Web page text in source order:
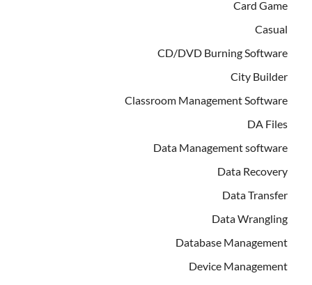
Card Game
Casual
CD/DVD Burning Software
City Builder
Classroom Management Software
DA Files
Data Management software
Data Recovery
Data Transfer
Data Wrangling
Database Management
Device Management